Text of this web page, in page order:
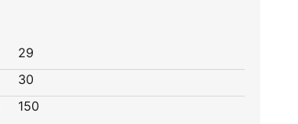
29
30
150